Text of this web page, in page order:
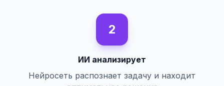
2
ИИ анализирует
Нейросеть распознает задачу и находит